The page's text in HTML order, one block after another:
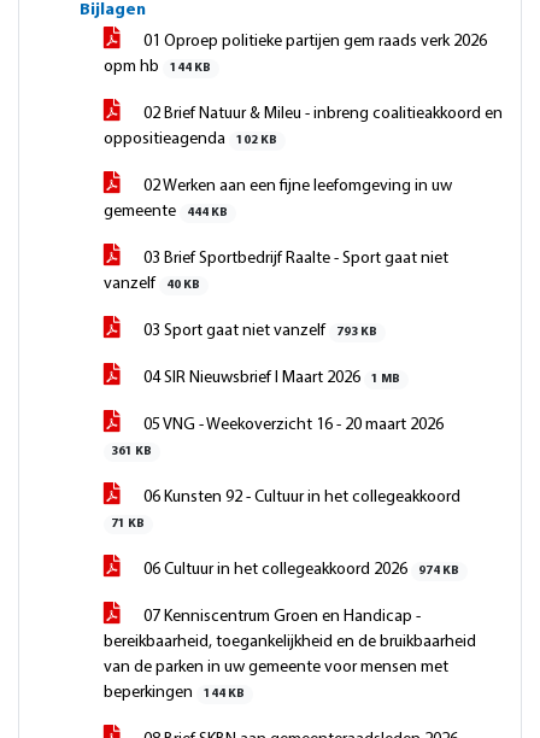
Bijlagen
01 Oproep politieke partijen gem raads verk 2026
opm hb
144 KB
02 Brief Natuur & Mileu - inbreng coalitieakkoord en
oppositieagenda
102 KB
02 Werken aan een fijne leefomgeving in uw
gemeente
444 KB
03 Brief Sportbedrijf Raalte - Sport gaat niet
vanzelf
40 KB
03 Sport gaat niet vanzelf 793 KB
04 SIR Nieuwsbrief I Maart 2026 1 MB
05 VNG - Weekoverzicht 16 - 20 maart 2026
361 KB
06 Kunsten 92 - Cultuur in het collegeakkoord
71 KB
06 Cultuur in het collegeakkoord 2026 974 KB
07 Kenniscentrum Groen en Handicap -
bereikbaarheid, toegankelijkheid en de bruikbaarheid
van de parken in uw gemeente voor mensen met
beperkingen
144 KB